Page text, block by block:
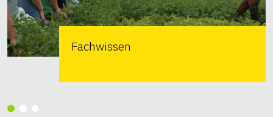
Fachwissen